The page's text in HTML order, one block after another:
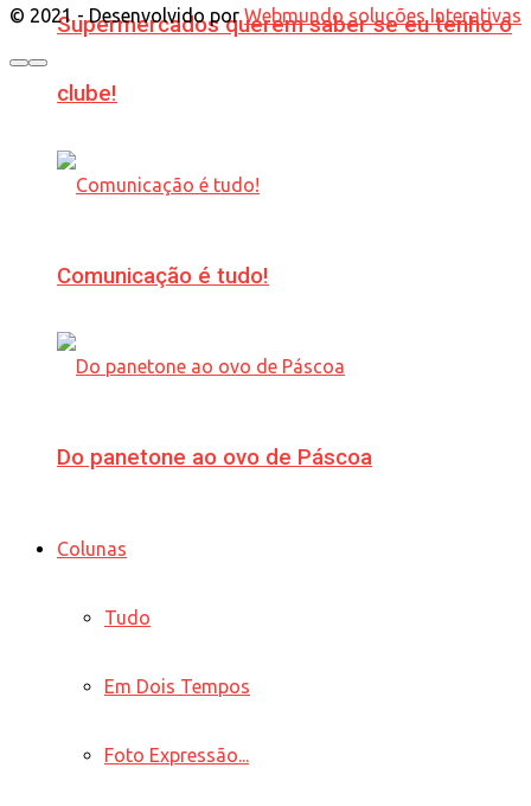
Supermercados querem saber se eu tenho o
clube!
Comunicação é tudo!
Do panetone ao ovo de Páscoa
Colunas
Tudo
Em Dois Tempos
Foto Expressão...
© 2021 - Desenvolvido porWebmundo soluções Interativas